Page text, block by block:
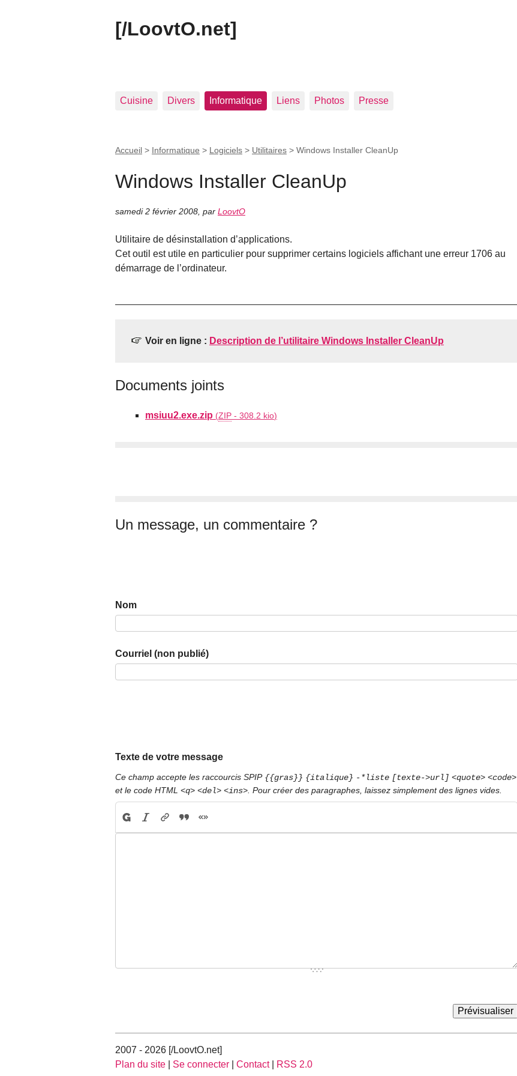
[/LoovtO.net]
Cuisine Divers Informatique Liens Photos Presse
Accueil > Informatique > Logiciels > Utilitaires > Windows Installer CleanUp
Windows Installer CleanUp
samedi 2 février 2008 par LoovtO
Utilitaire de désinstallation d’applications.
Cet outil est utile en particulier pour supprimer certains logiciels affichant une erreur 1706 au
démarrage de l’ordinateur.
Voir en ligne : Description de l’utilitaire Windows Installer CleanUp
Documents joints
msiuu2.exe.zip (ZIP - 308.2 kio)
Un message, un commentaire ?
Nom
Courriel (non publié)
Texte de votre message
Ce champ accepte les raccourcis SPIP {{gras}} {italique} -*liste [texte->url] <quote> <code>
et le code HTML <q> <del> <ins> . Pour créer des paragraphes, laissez simplement des lignes vides.
2007 - 2026 [/LoovtO.net]
Plan du site
Se connecter Contact| RSS 2.0